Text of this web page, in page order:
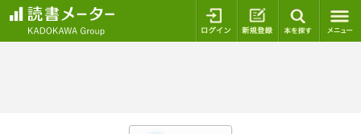
ログイン 新規登録